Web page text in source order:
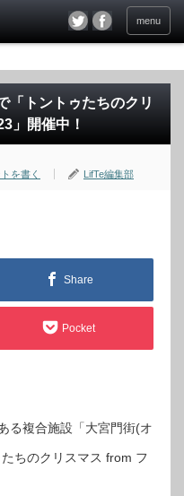
menu
「トントゥたちのクリ
」開催中！
を書く LifTe編集部
Share
Pocket
る複合施設「大宮門街(オ
ちのクリスマス from フ